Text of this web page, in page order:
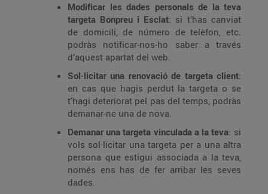
Modificar les dades personals de la teva
targeta Bonpreu i Esclat: si t’has canviat
de domicili, de número de telèfon, etc.
podràs notificar-nos-ho saber a través
d’aquest apartat del web.
Sol·licitar una renovació de targeta client:
en cas que hagis perdut la targeta o se
t'hagi deteriorat pel pas del temps, podràs
demanar-ne una de nova.
Demanar una targeta vinculada a la teva: si
vols sol·licitar una targeta per a una altra
persona que estigui associada a la teva,
només ens has de fer arribar les seves
dades.